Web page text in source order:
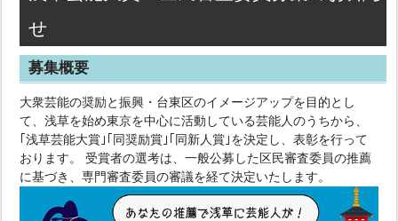
せ
募集概要
大衆芸能の奨励と振興・台東区のイメージアップを目的とし
て、浅草を始め東京を中心に活動している芸能人のうちから、
｢浅草芸能大賞｣｢同奨励賞｣｢同新人賞｣を決定し、表彰を行って
おります。 受賞者の選考は、一般公募した区民審査委員の推薦
に基づき、専門審査委員の審議を経て決定いたします。